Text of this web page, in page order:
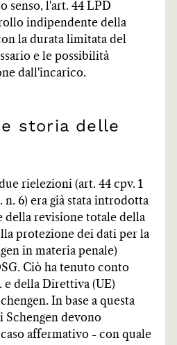
senso, l'art. 44 LPD
indipendente della
la durata limitata del
e le possibilità
dall'incarico.
storia delle
rielezioni (art. 44 cpv. 1
6) era già stata introdotta
della revisione totale della
protezione dei dati per la
in materia penale)
Ciò ha tenuto conto
e della Direttiva (UE)
In base a questa
Schengen devono
affermativo - con quale